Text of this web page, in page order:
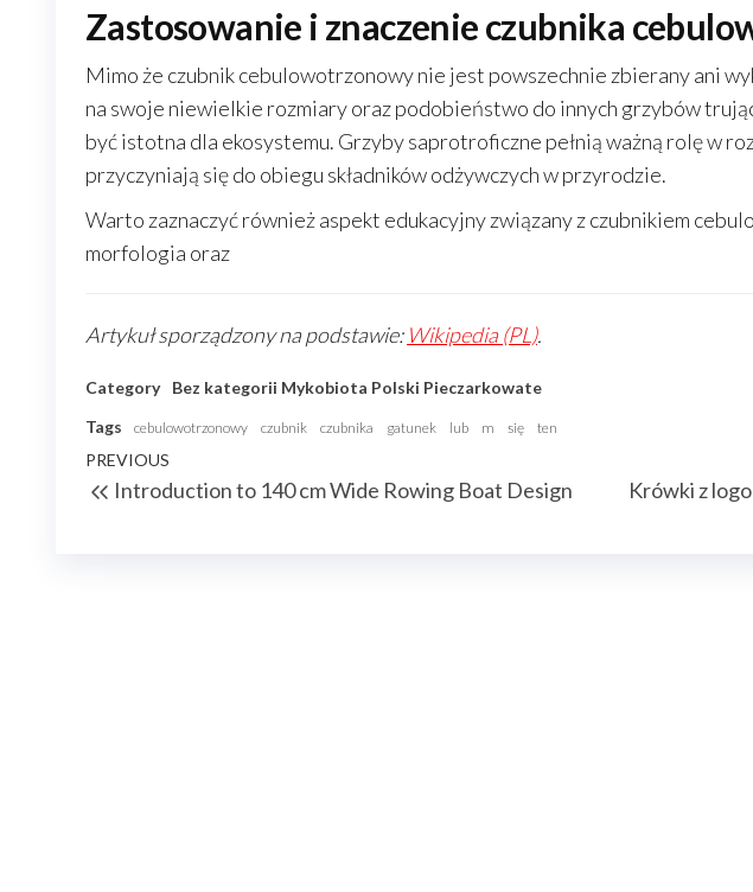
Zastosowanie i znaczenie czubnika
Mimo że czubnik cebulowotrzonowy nie jest powszechnie zbierany ani
na swoje niewielkie rozmiary oraz podobieństwo do innych grzybów
być istotna dla ekosystemu. Grzyby saprotroficzne pełnią ważną rolę w
przyczyniają się do obiegu składników odżywczych w przyrodzie.
Warto zaznaczyć również aspekt edukacyjny związany z czubnikiem
morfologia oraz
Artykuł sporządzony na podstawie: Wikipedia (PL).
Category Bez kategorii Mykobiota Polski Pieczarkowate
Tags
cebulowotrzonowy czubnik czubnika gatunek lub m się ten
Nawigacja
wpisu
Previous
Post
PREVIOUS
Introduction to 140 cm Wide Rowing Boat Design Krówki z